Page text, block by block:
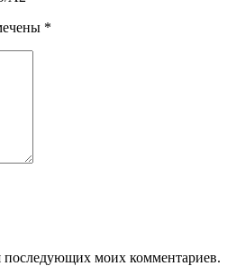
*
последующих моих комментариев.